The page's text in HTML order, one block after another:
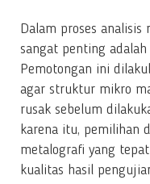
Dalam proses
sangat penting
Pemotongan ini
agar struktur mikro
rusak sebelum
karena itu, pemilihan
metalografi yang
kualitas hasil